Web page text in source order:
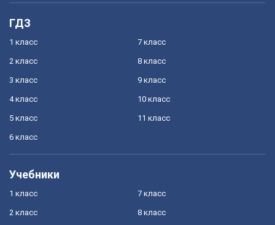
ГДЗ
1 класс
2 класс
3 класс
4 класс
5 класс
6 класс
7 класс
8 класс
9 класс
10 класс
11 класс
Учебники
1 класс
2 класс
7 класс
8 класс